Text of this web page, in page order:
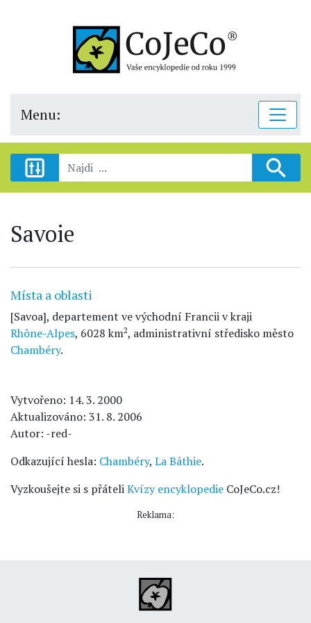
Menu:
Savoie
Místa a oblasti
[Savoa], departement ve východní Francii v kraji
Rhône-Alpes, 6028 km2, administrativní středisko město
Chambéry.
Vytvořeno: 14. 3. 2000
Aktualizováno: 31. 8. 2006
Autor: -red-
Odkazující hesla: Chambéry, La Bâthie.
Vyzkoušejte si s přáteliKvízy encyklopedie CoJeCo.cz!
Reklama: